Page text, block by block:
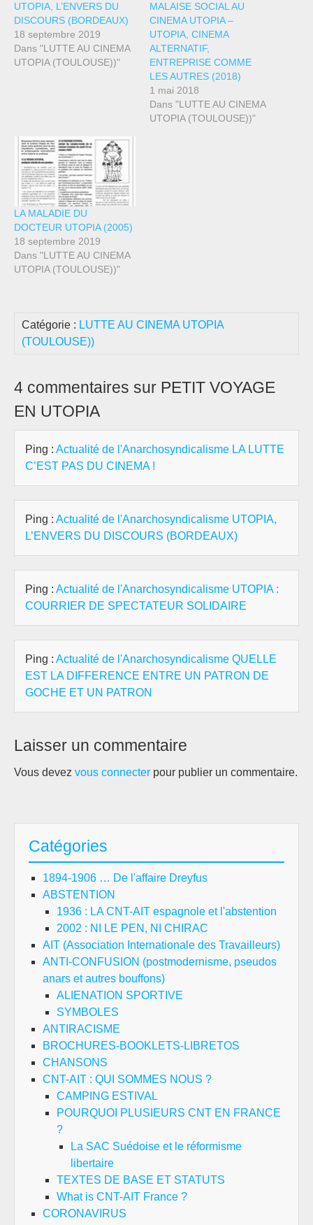
UTOPIA, L’ENVERS DU
DISCOURS (BORDEAUX)
18 septembre 2019
Dans "LUTTE AU CINEMA
UTOPIA (TOULOUSE))"
MALAISE SOCIAL AU
CINEMA UTOPIA –
UTOPIA, CINEMA
ALTERNATIF,
ENTREPRISE COMME
LES AUTRES (2018)
1 mai 2018
Dans "LUTTE AU CINEMA
UTOPIA (TOULOUSE))"
LA MALADIE DU
DOCTEUR UTOPIA (2005)
18 septembre 2019
Dans "LUTTE AU CINEMA
UTOPIA (TOULOUSE))"
Catégorie : LUTTE AU CINEMA UTOPIA
(TOULOUSE))
4 commentaires sur PETIT VOYAGE
EN UTOPIA
Ping : Actualité de l'Anarchosyndicalisme LA LUTTE
C’EST PAS DU CINEMA !
Ping : Actualité de l'Anarchosyndicalisme UTOPIA,
L’ENVERS DU DISCOURS (BORDEAUX)
Ping : Actualité de l'Anarchosyndicalisme UTOPIA :
COURRIER DE SPECTATEUR SOLIDAIRE
Ping : Actualité de l'Anarchosyndicalisme QUELLE
EST LA DIFFERENCE ENTRE UN PATRON DE
GOCHE ET UN PATRON
Laisser un commentaire
Vous devez vous connecter pour publier un commentaire.
Catégories
1894-1906 … De l'affaire Dreyfus
ABSTENTION
1936 : LA CNT-AIT espagnole et l'abstention
2002 : NI LE PEN, NI CHIRAC
AIT (Association Internationale des Travailleurs)
ANTI-CONFUSION (postmodernisme, pseudos
anars et autres bouffons)
ALIENATION SPORTIVE
SYMBOLES
ANTIRACISME
BROCHURES-BOOKLETS-LIBRETOS
CHANSONS
CNT-AIT : QUI SOMMES NOUS ?
CAMPING ESTIVAL
POURQUOI PLUSIEURS CNT EN FRANCE
?
La SAC Suédoise et le réformisme
libertaire
TEXTES DE BASE ET STATUTS
What is CNT-AIT France ?
CORONAVIRUS